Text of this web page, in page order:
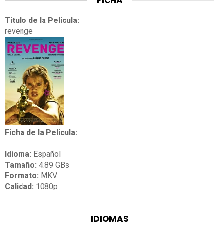
Titulo de la Pelicula:
revenge
Ficha de la Pelicula:
Idioma: Español
Tamaño: 4.89 GBs
Formato: MKV
Calidad: 1080p
IDIOMAS